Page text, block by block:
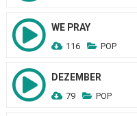
WE PRAY
116 POP
DEZEMBER
79 POP